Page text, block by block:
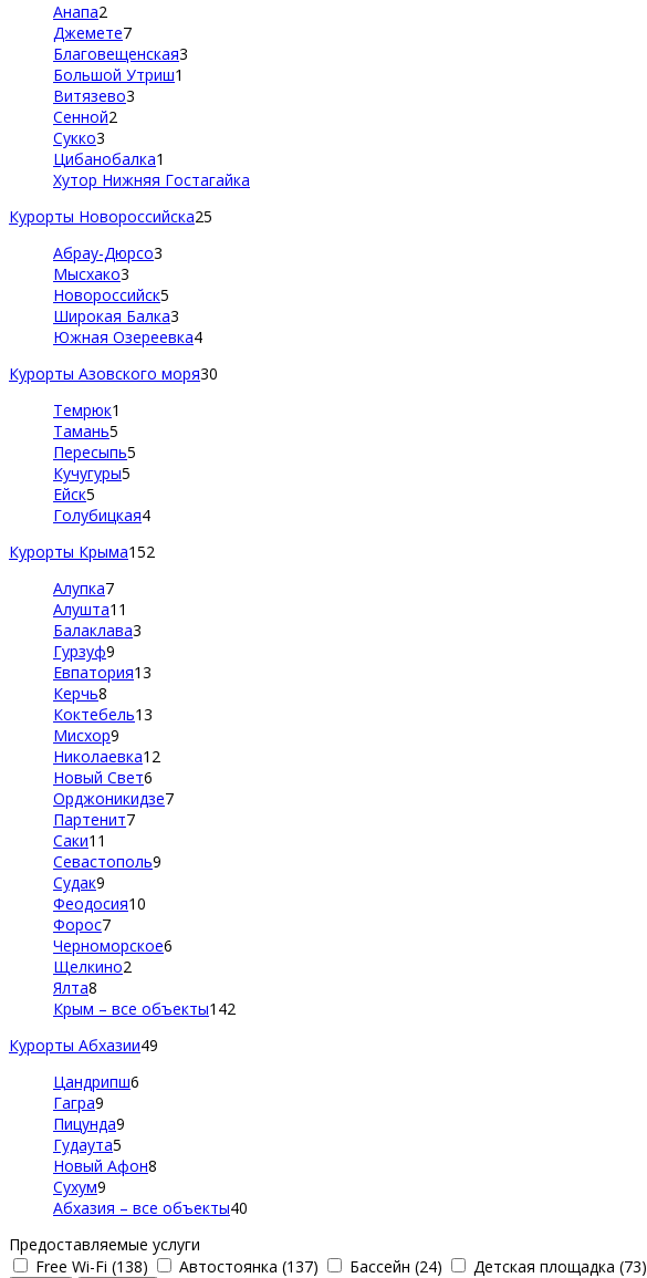
Анапа2
Джемете7
Благовещенская3
Большой Утриш1
Витязево3
Сенной2
Сукко3
Цибанобалка1
Хутор Нижняя Гостагайка
Курорты Новороссийска25
Абрау-Дюрсо3
Мысхако3
Новороссийск5
Широкая Балка3
Южная Озереевка4
Курорты Азовского моря30
Темрюк1
Тамань5
Пересыпь5
Кучугуры5
Ейск5
Голубицкая4
Курорты Крыма152
Алупка7
Алушта11
Балаклава3
Гурзуф9
Евпатория13
Керчь8
Коктебель13
Мисхор9
Николаевка12
Новый Свет6
Орджоникидзе7
Партенит7
Саки11
Севастополь9
Судак9
Феодосия10
Форос7
Черноморское6
Щелкино2
Ялта8
Крым – все объекты142
Курорты Абхазии49
Цандрипш6
Гагра9
Пицунда9
Гудаута5
Новый Афон8
Сухум9
Абхазия – все объекты40
Предоставляемые услуги
Free Wi-Fi (138)
Автостоянка (137) Бассейн (24) Детская площадка (73)